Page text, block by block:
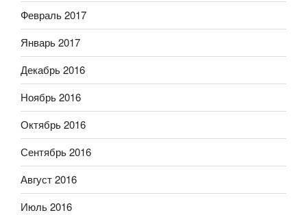
Февраль 2017
Январь 2017
Декабрь 2016
Ноябрь 2016
Октябрь 2016
Сентябрь 2016
Август 2016
Июль 2016